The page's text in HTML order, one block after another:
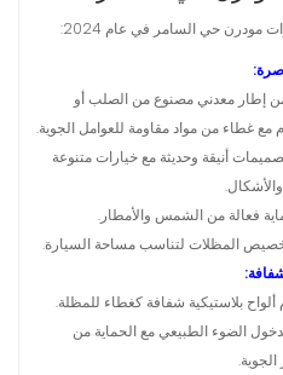
حي السامر في عام 2024:
إطار معدني مصنوع من الصلب أو
مع غطاء من مواد مقاومة للعوامل الجوية.
أنيقة وحديثة مع خيارات متنوعة
والأشكال.
فعالة من الشمس والأمطار.
المظلات لتناسب مساحة السيارة.
بلاستيكية شفافة كغطاء للمظلة.
الضوء الطبيعي مع الحماية من